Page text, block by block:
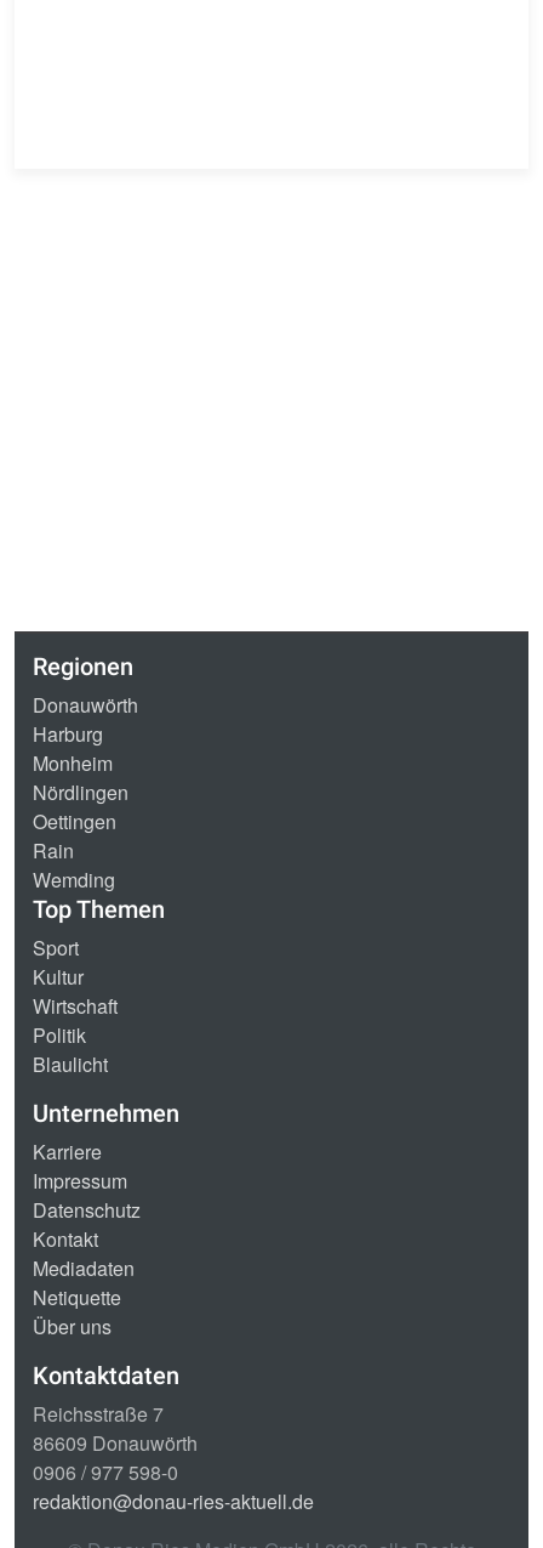
Regionen
Donauwörth
Harburg
Monheim
Nördlingen
Oettingen
Rain
Wemding
Top Themen
Sport
Kultur
Wirtschaft
Politik
Blaulicht
Unternehmen
Karriere
Impressum
Datenschutz
Kontakt
Mediadaten
Netiquette
Über uns
Kontaktdaten
Reichsstraße 7
86609 Donauwörth
0906 / 977 598-0
redaktion@donau-ries-aktuell.de